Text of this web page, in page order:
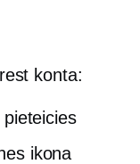
konta:
ikona